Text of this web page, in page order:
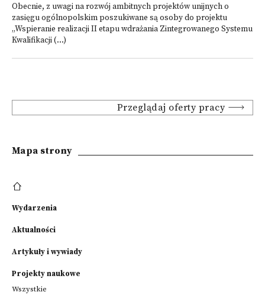
Obecnie, z uwagi na rozwój ambitnych projektów unijnych o
zasięgu ogólnopolskim poszukiwane są osoby do projektu
„Wspieranie realizacji II etapu wdrażania Zintegrowanego Systemu
Kwalifikacji (...)
Przeglądaj oferty pracy
Mapa strony
Wydarzenia
Aktualności
Artykuły i wywiady
Projekty naukowe
Wszystkie